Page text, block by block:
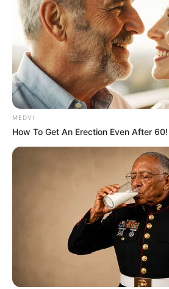
પેપર લીક વિરુદ્ધ કાલે
વર્ષની જેલ અને 10 કરોડ
2 weeks ago
મોદીએ રાતે 12 વાગ્યે
કહ્યું, પેપર લીક પર
2 weeks ago
Categories
MEDVI
How To Get An Erection Even After 60!